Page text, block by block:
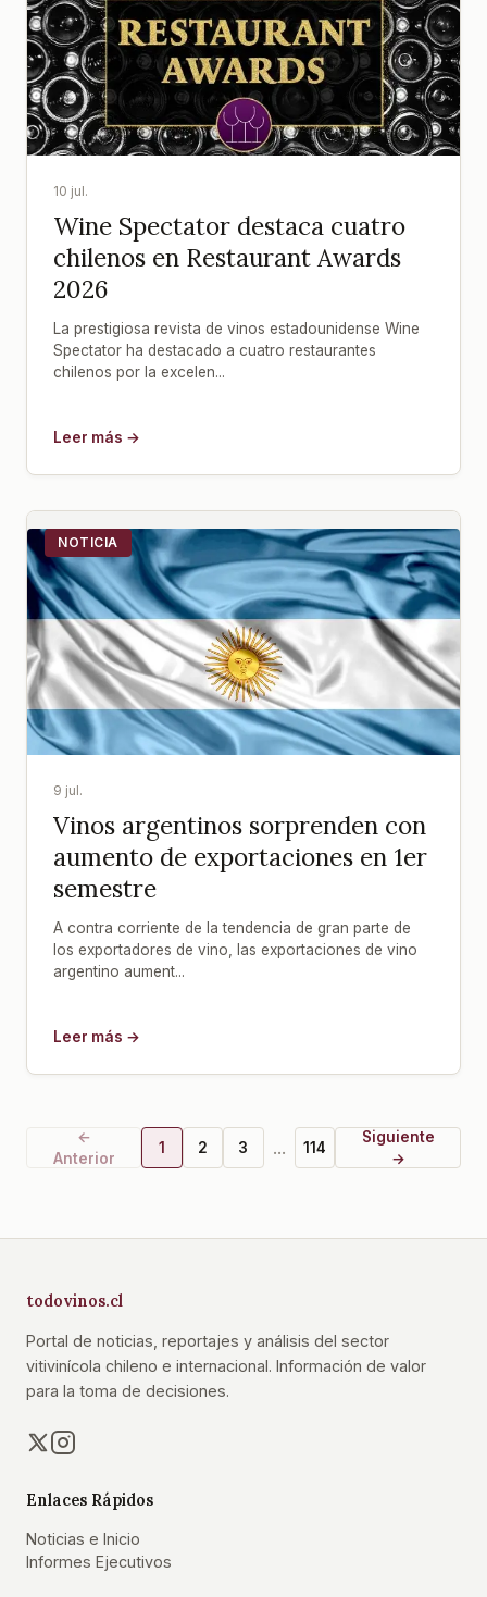
10 jul.
Wine Spectator destaca cuatro
chilenos en Restaurant Awards
2026
La prestigiosa revista de vinos estadounidense Wine
Spectator ha destacado a cuatro restaurantes
chilenos por la excelen...
Leer más →
NOTICIA
9 jul.
Vinos argentinos sorprenden con
aumento de exportaciones en 1er
semestre
A contra corriente de la tendencia de gran parte de
los exportadores de vino, las exportaciones de vino
argentino aument...
Leer más →
←
Anterior
1 2 3 ... 114
Siguiente
→
todovinos.cl
Portal de noticias, reportajes y análisis del sector
vitivinícola chileno e internacional. Información de valor
para la toma de decisiones.
Enlaces Rápidos
Noticias e Inicio
Informes Ejecutivos